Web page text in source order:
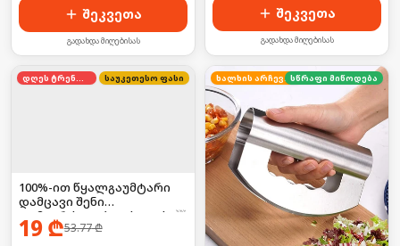
შეკვეთა
გადახდა მიღებისას
შეკვეთა
გადახდა მიღებისას
დღეს ტრენდში საუკეთესო ფასი
100%-ით წყალგაუმტარი
დამცავი შენი
დამაგრძელებლისთვის! ☔
🛡️
19 ₾53.77₾
ხალხის არჩევანისწრაფი მიწოდება